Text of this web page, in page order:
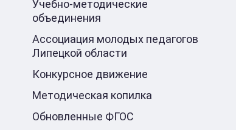
Учебно-методические
объединения
Ассоциация молодых педагогов
Липецкой области
Конкурсное движение
Методическая копилка
Обновленные ФГОС